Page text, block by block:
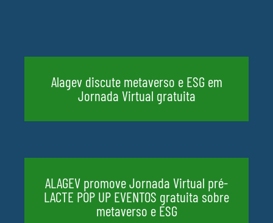
Alagev discute metaverso e ESG em
Jornada Virtual gratuita
ALAGEV promove Jornada Virtual pré-
LACTE POP UP EVENTOS gratuita sobre
metaverso e ESG